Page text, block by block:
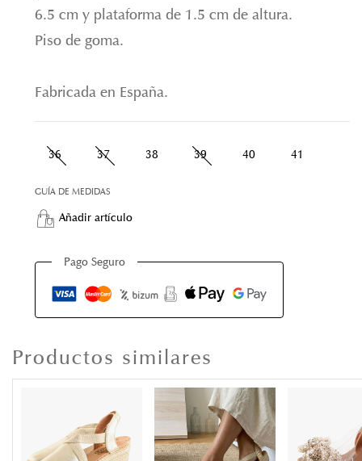
6.5 cm y plataforma de 1.5 cm de altura.
Piso de goma.
Fabricada en España.
36 37 38 39 40 41
GUÍA DE MEDIDAS
Añadir artículo
Pago Seguro
Productos similares